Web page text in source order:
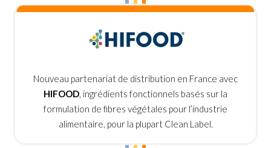
Nouveau partenariat de distribution en France avec
HIFOOD, ingrédients fonctionnels basés sur la
formulation de fibres végétales pour l’industrie
alimentaire, pour la plupart Clean Label.